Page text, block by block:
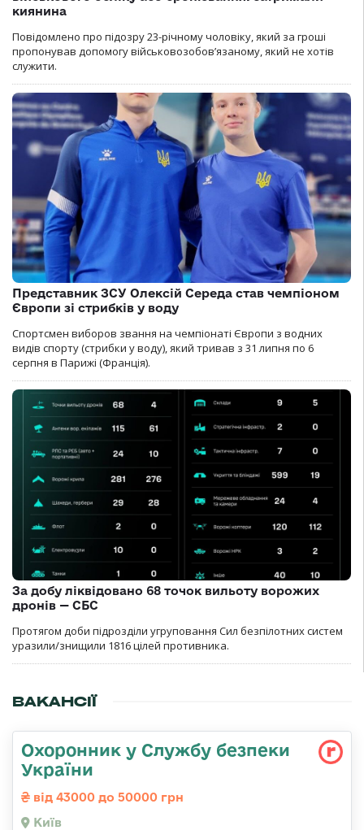
киянина
Повідомлено про підозру 23-річному чоловіку, який за гроші
пропонував допомогу військовозобов’язаному, який не хотів
служити.
Представник ЗСУ Олексій Середа став чемпіоном
Європи зі стрибків у воду
Спортсмен виборов звання на чемпіонаті Європи з водних
видів спорту (стрибки у воду), який тривав з 31 липня по 6
серпня в Парижі (Франція).
За добу ліквідовано 68 точок вильоту ворожих
дронів — СБС
Протягом доби підрозділи угруповання Сил безпілотних систем
уразили/знищили 1816 цілей противника.
ВАКАНСІЇ
Охоронник у Службу безпеки
України
від 43000 до 50000 грн
Київ